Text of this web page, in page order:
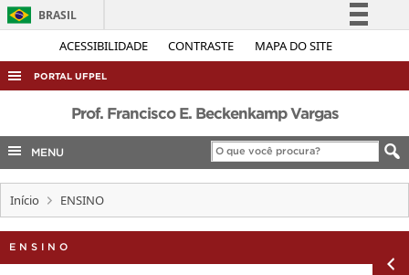
ACESSIBILIDADE CONTRASTE MAPA DO SITE
BRASIL
Simplifique!
Acesso à informação
Legislação
Canais
PORTAL UFPEL
ACESSO À INFORMAÇÃO
AUDITORIA
COBALTO
CONCURSOS
EDITAIS
INTERNACIONAL
Prof. Francisco E. Beckenkamp Vargas
MENU
Início ENSINO
ENSINO